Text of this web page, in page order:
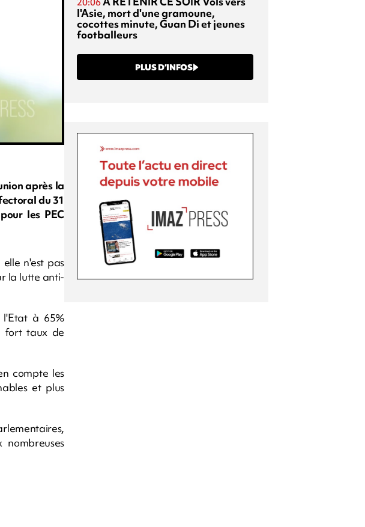
après la
du 31
les PEC
n'est pas
la lutte anti-
l'Etat à 65%
fort taux de
compte les
et plus
l'Asie, mort d'une gramoune,
cocottes minute, Guan Di et jeunes
footballeurs
PLUS D’INFOS